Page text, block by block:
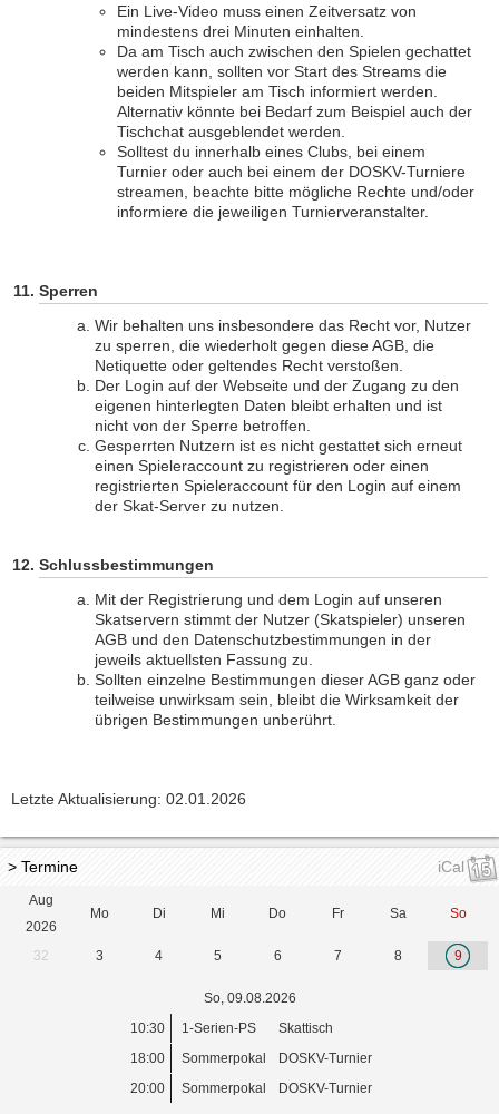
Ein Live-Video muss einen Zeitversatz von
mindestens drei Minuten einhalten.
Da am Tisch auch zwischen den Spielen gechattet
werden kann, sollten vor Start des Streams die
beiden Mitspieler am Tisch informiert werden.
Alternativ könnte bei Bedarf zum Beispiel auch der
Tischchat ausgeblendet werden.
Solltest du innerhalb eines Clubs, bei einem
Turnier oder auch bei einem der DOSKV-Turniere
streamen, beachte bitte mögliche Rechte und/oder
informiere die jeweiligen Turnierveranstalter.
Sperren
Wir behalten uns insbesondere das Recht vor, Nutzer
zu sperren, die wiederholt gegen diese AGB, die
Netiquette oder geltendes Recht verstoßen.
Der Login auf der Webseite und der Zugang zu den
eigenen hinterlegten Daten bleibt erhalten und ist
nicht von der Sperre betroffen.
Gesperrten Nutzern ist es nicht gestattet sich erneut
einen Spieleraccount zu registrieren oder einen
registrierten Spieleraccount für den Login auf einem
der Skat-Server zu nutzen.
Schlussbestimmungen
Mit der Registrierung und dem Login auf unseren
Skatservern stimmt der Nutzer (Skatspieler) unseren
AGB und den Datenschutzbestimmungen in der
jeweils aktuellsten Fassung zu.
Sollten einzelne Bestimmungen dieser AGB ganz oder
teilweise unwirksam sein, bleibt die Wirksamkeit der
übrigen Bestimmungen unberührt.
Letzte Aktualisierung: 02.01.2026
> Termine iCal
Aug
2026
Mo Di Mi Do Fr Sa So
32 3 4 5 6 7 8 9
So, 09.08.2026
10:30
1-Serien-PS
Skattisch
18:00
Sommerpokal
DOSKV-Turnier
20:00
Sommerpokal DOSKV-Turnier